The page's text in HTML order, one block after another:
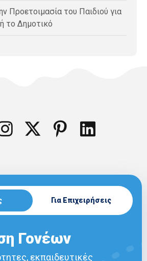
Προετοιμασία του Παιδιού για
το Δημοτικό
Για Επιχειρήσεις
Γονέων
εκπαιδευτικές